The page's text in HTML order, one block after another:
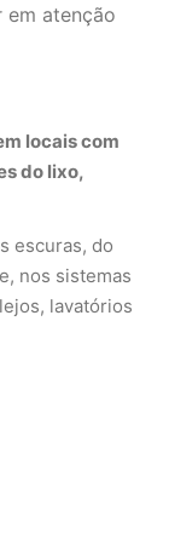
atenção
locais com
do lixo,
escuras, do
nos sistemas
lavatórios